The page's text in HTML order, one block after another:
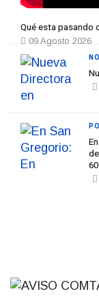
Qué esta pasando
09 Agosto 2026
60